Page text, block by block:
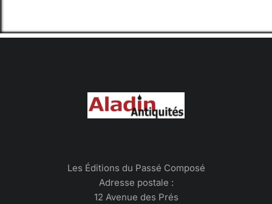
Les Éditions du Passé Composé
Adresse postale :
12 Avenue des Prés